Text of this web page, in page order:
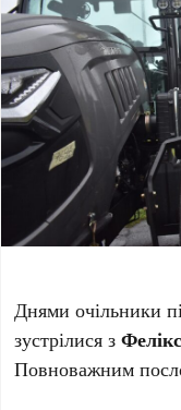
Днями очільники
зустрілися з
Повноважним